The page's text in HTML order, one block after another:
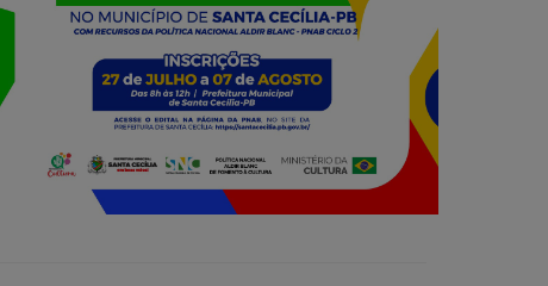
INFORMATIVOS